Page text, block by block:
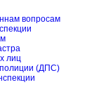
вопросам
лиц
(ДПС)